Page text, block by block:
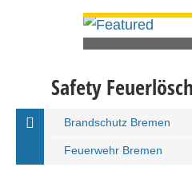
Safety
Brandschutz Bremen
Feuerwehr Bremen